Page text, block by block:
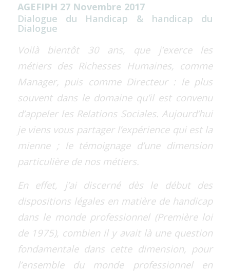
AGEFIPH 27 Novembre 2017
Dialogue du Handicap & handicap du
Dialogue
Voilà bientôt 30 ans, que j’exerce les
métiers des Richesses Humaines, comme
Manager, puis comme Directeur : le plus
souvent dans le domaine qu’il est convenu
d’appeler les Relations Sociales. Aujourd’hui
je viens vous partager l’expérience qui est la
mienne ; le témoignage d’une dimension
particulière de nos métiers.
En effet, j’ai discerné dès le début des
dispositions légales en matière de handicap
dans le monde professionnel (Première loi
de 1975), combien il y avait là une question
fondamentale dans cette dimension, pour
l’ensemble du monde professionnel en